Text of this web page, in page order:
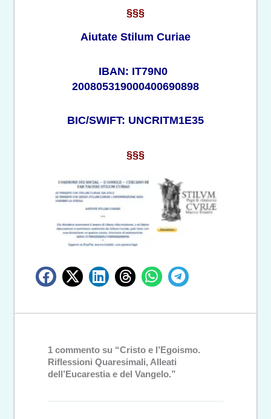
§§§
Aiutate Stilum Curiae
IBAN: IT79N0
200805319000400690898
BIC/SWIFT: UNCRITM1E35
§§§
1 commento su “Cristo e l’Egoismo.
Riflessioni Quaresimali, Alleati
dell’Eucarestia e del Vangelo.”